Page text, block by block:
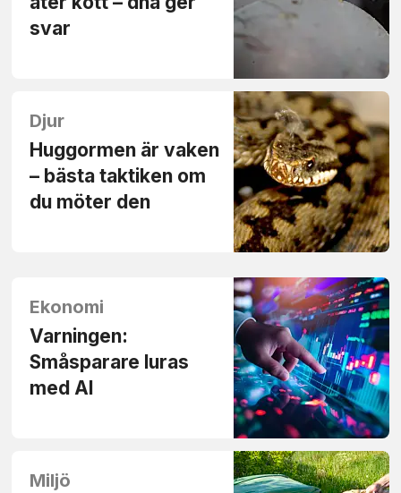
svar
Djur
Huggormen är vaken
– bästa taktiken om
du möter den
Ekonomi
Varningen:
Småsparare luras
med AI
Miljö